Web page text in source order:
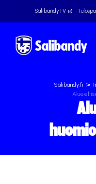
SalibandyTV
Salibandy.fi >